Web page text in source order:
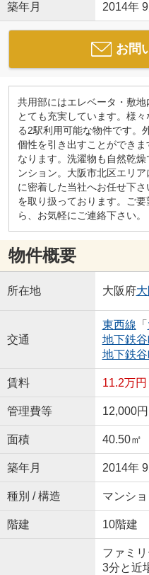
築年月 2014年
お問
共用部にはエレベータ・敷地
とても充実しています。様
る2駅利用可能な物件です。
個性を引き出すことができ
なります。洗濯物も自然乾
ンション。大阪市北区エリ
に密着した当社へお任せ下
を取り扱っております。ご
ら、お気軽にご連絡下さい。
物件概要
所在地 大阪府
交通
東西線 「
地下鉄
地下鉄
賃料 11.2万円
管理費等 12,000円
面積 40.50㎡
築年月 2014年
種別 / 構造 マンシ
階建 10階建
ファミ
3分と近